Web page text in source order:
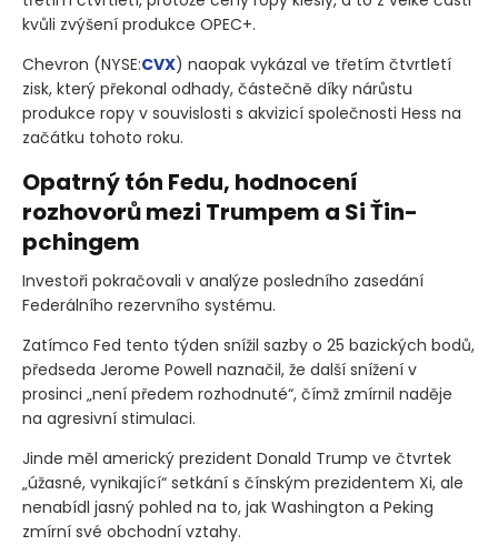
kvůli zvýšení produkce OPEC+.
Chevron (NYSE:CVX) naopak vykázal ve třetím čtvrtletí
zisk, který překonal odhady, částečně díky nárůstu
produkce ropy v souvislosti s akvizicí společnosti Hess na
začátku tohoto roku.
Opatrný tón Fedu, hodnocení
rozhovorů mezi Trumpem a Si Ťin-
pchingem
Investoři pokračovali v analýze posledního zasedání
Federálního rezervního systému.
Zatímco Fed tento týden snížil sazby o 25 bazických bodů,
předseda Jerome Powell naznačil, že další snížení v
prosinci „není předem rozhodnuté“, čímž zmírnil naděje
na agresivní stimulaci.
Jinde měl americký prezident Donald Trump ve čtvrtek
„úžasné, vynikající“ setkání s čínským prezidentem Xi, ale
nenabídl jasný pohled na to, jak Washington a Peking
zmírní své obchodní vztahy.